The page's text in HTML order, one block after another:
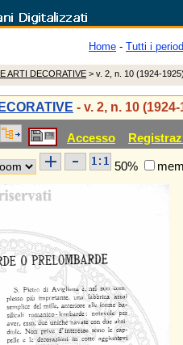
Home - Tutti i
ARTI DECORATIVE > v. 2, n. 10 (1924-
- v. 2, n. 10
Accesso
50%